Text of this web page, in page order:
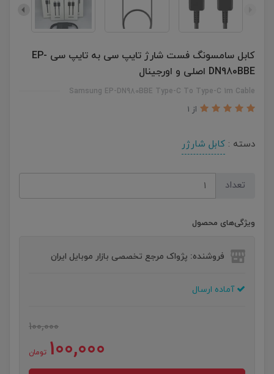
کابل سامسونگ فست شارژ تایپ سی به تایپ سی EP-
DN980BBE اصلی و اورجینال
Samsung EP-DN980BBE Type-C To Type-C 1m Cable
از 1
دسته : کابل شارژر
تعداد
ویژگی‌های محصول
فروشنده: پژواک مرجع تخصصی بازار موبایل ایران
آماده ارسال
100,000
100,000 تومان